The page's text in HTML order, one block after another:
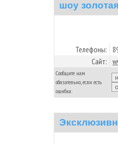
шоу
Телефоны:
Сайт:
Сообщите нам
обязательно, если есть
ошибка: